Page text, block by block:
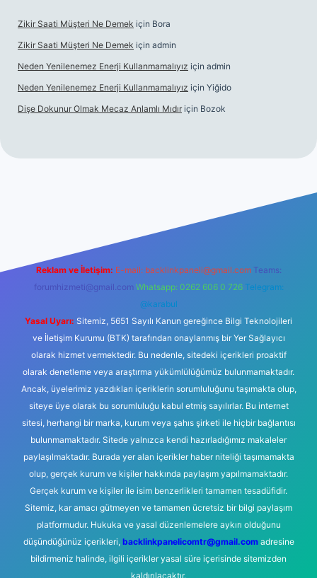
Zikir Saati Müşteri Ne Demek için Bora
Zikir Saati Müşteri Ne Demek için admin
Neden Yenilenemez Enerji Kullanmamalıyız için admin
Neden Yenilenemez Enerji Kullanmamalıyız için Yiğido
Dişe Dokunur Olmak Mecaz Anlamlı Mıdır için Bozok
Reklam ve İletişim: E-mail: backlinkpaneli@gmail.com Teams:
forumhizmeti@gmail.com Whatsapp: 0262 606 0 726 Telegram:
@karabul
Yasal Uyarı: Sitemiz, 5651 Sayılı Kanun gereğince Bilgi Teknolojileri
ve İletişim Kurumu (BTK) tarafından onaylanmış bir Yer Sağlayıcı
olarak hizmet vermektedir. Bu nedenle, sitedeki içerikleri proaktif
olarak denetleme veya araştırma yükümlülüğümüz bulunmamaktadır.
Ancak, üyelerimiz yazdıkları içeriklerin sorumluluğunu taşımakta olup,
siteye üye olarak bu sorumluluğu kabul etmiş sayılırlar. Bu internet
sitesi, herhangi bir marka, kurum veya şahıs şirketi ile hiçbir bağlantısı
bulunmamaktadır. Sitede yalnızca kendi hazırladığımız makaleler
paylaşılmaktadır. Burada yer alan içerikler haber niteliği taşımamakta
olup, gerçek kurum ve kişiler hakkında paylaşım yapılmamaktadır.
Gerçek kurum ve kişiler ile isim benzerlikleri tamamen tesadüfidir.
Sitemiz, kar amacı gütmeyen ve tamamen ücretsiz bir bilgi paylaşım
platformudur. Hukuka ve yasal düzenlemelere aykırı olduğunu
düşündüğünüz içerikleri, backlinkpanelicomtr@gmail.comadresine
bildirmeniz halinde, ilgili içerikler yasal süre içerisinde sitemizden
kaldırılacaktır.